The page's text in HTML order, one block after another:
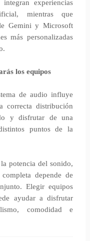
experiencias
mientras que
Gemini y Microsoft
más personalizadas
los equipos
de audio influye
correcta distribución
y disfrutar de una
puntos de la
potencia del sonido,
depende de
Elegir equipos
ayudar a disfrutar
comodidad e